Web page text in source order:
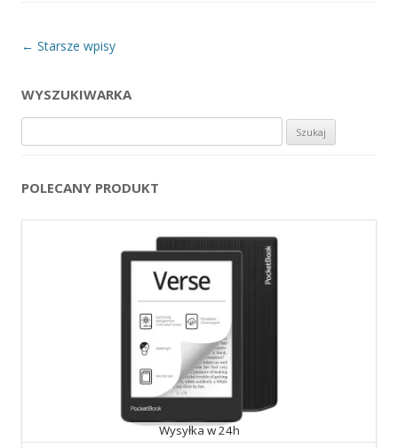
Nawigacja wpisu
← Starsze wpisy
WYSZUKIWARKA
POLECANY PRODUKT
Wysyłka w 24h